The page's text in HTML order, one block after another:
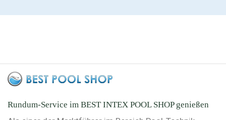
Rundum-Service im BEST INTEX POOL SHOP genießen